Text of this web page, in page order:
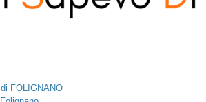
FOLIGNANO